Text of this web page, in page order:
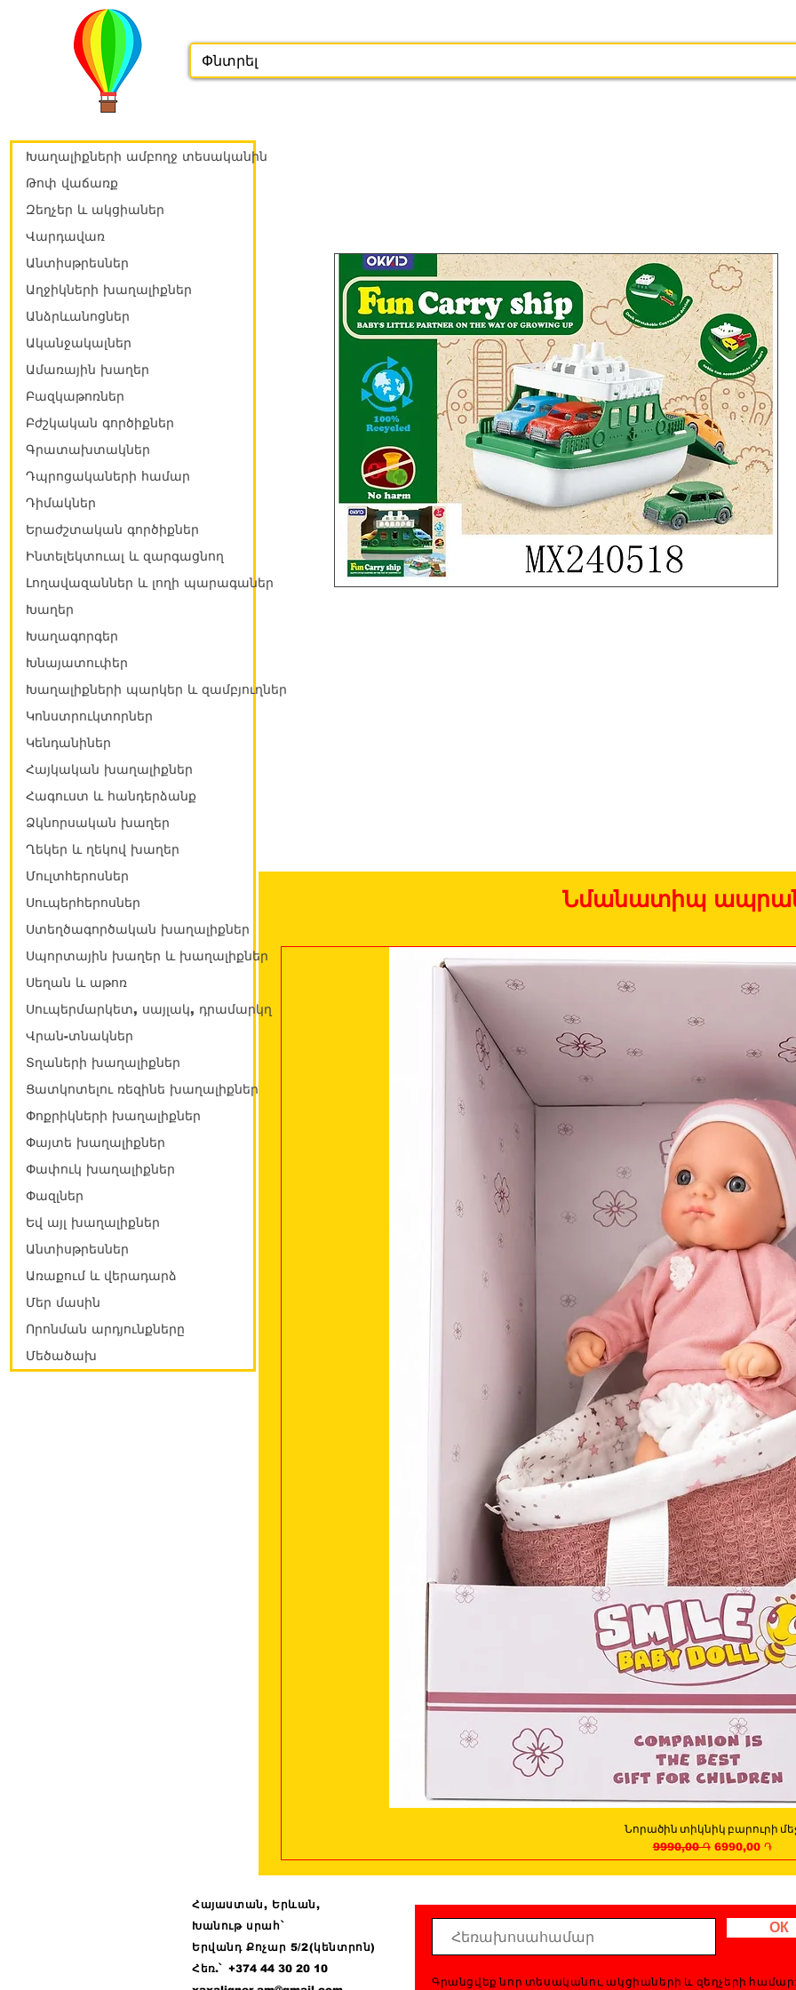
Նմանատիպ
Quick View
Նորածին տիկնիկ բարուրի
Regular Price
9990,00 ֏ Sale Price
6990,00 ֏
Խաղալիքների ամբողջ տեսականին
Թոփ վաճառք
Զեղչեր և ակցիաներ
Վարդավառ
Անտիսթրեսներ
Աղջիկների խաղալիքներ
Անձրևանոցներ
Ականջակալներ
Ամառային խաղեր
Բազկաթոռներ
Բժշկական գործիքներ
Գրատախտակներ
Դպրոցակաների համար
Դիմակներ
Երաժշտական գործիքներ
Ինտելեկտուալ և զարգացնող
Լողավազաններ և լողի պարագաներ
Խաղեր
Խաղագորգեր
Խնայատուփեր
Խաղալիքների պարկեր և զամբյուղներ
Կոնստրուկտորներ
Կենդանիներ
Հայկական խաղալիքներ
Հագուստ և հանդերձանք
Ձկնորսական խաղեր
Ղեկեր և ղեկով խաղեր
Մուլտհերոսներ
Սուպերհերոսներ
Ստեղծագործական խաղալիքներ
Սպորտային խաղեր և խաղալիքներ
Սեղան և աթոռ
Սուպերմարկետ, սայլակ, դրամարկղ
Վրան-տնակներ
Տղաների խաղալիքներ
Ցատկոտելու ռեզինե խաղալիքներ
Փոքրիկների խաղալիքներ
Փայտե խաղալիքներ
Փափուկ խաղալիքներ
Փազլներ
Եվ այլ խաղալիքներ
Անտիսթրեսներ
Առաքում և վերադարձ
Մեր մասին
Որոնման արդյունքները
Մեծածախ
Հայաստան, Երևան,
Խանութ սրահ՝
Երվանդ Քոչար 5/2(կենտրոն)
Հեռ.՝ +374 4430 20 10
ОК
Գրանցվեք նոր տեսականու, ակցիաների և զեղչերի